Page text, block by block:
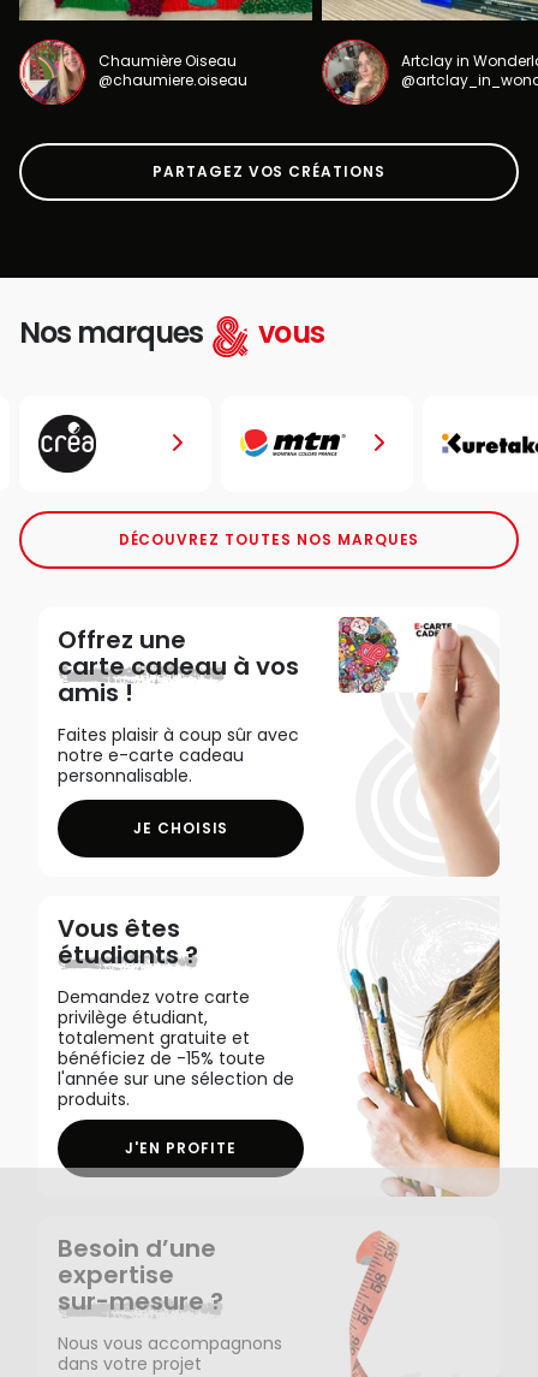
Chaumière Oiseau
@chaumiere.oiseau
Artclay in
PARTAGEZ VOS CRÉATIONS
Nos marques vous
DÉCOUVREZ TOUTES NOS MARQUES
Offrez une
carte cadeau à vos
amis !
Faites plaisir à coup sûr avec
notre e-carte cadeau
personnalisable.
JE CHOISIS
Vous êtes
étudiants ?
Demandez votre carte
privilège étudiant,
totalement gratuite et
bénéficiez de -15% toute
l'année sur une sélection de
produits.
J'EN PROFITE
Besoin d’une
expertise
sur-mesure ?
Nous vous accompagnons
dans votre projet